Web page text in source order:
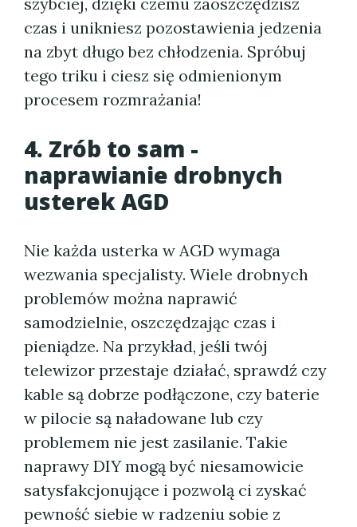
czas i unikniesz pozostawienia jedzenia
na zbyt długo bez chłodzenia. Spróbuj
tego triku i ciesz się odmienionym
procesem rozmrażania!
4. Zrób to sam -
naprawianie drobnych
usterek AGD
Nie każda usterka w AGD wymaga
wezwania specjalisty. Wiele drobnych
problemów można naprawić
samodzielnie, oszczędzając czas i
pieniądze. Na przykład, jeśli twój
telewizor przestaje działać, sprawdź czy
kable są dobrze podłączone, czy baterie
w pilocie są naładowane lub czy
problemem nie jest zasilanie. Takie
naprawy DIY mogą być niesamowicie
satysfakcjonujące i pozwolą ci zyskać
pewność siebie w radzeniu sobie z